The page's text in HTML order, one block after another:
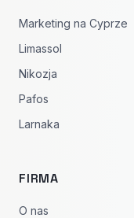
Marketing na Cyprze
Limassol
Nikozja
Pafos
Larnaka
FIRMA
O nas